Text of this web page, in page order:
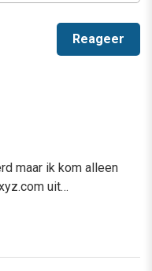
maar ik kom alleen
uit…